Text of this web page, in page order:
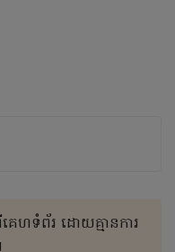
េហទំព័រ ដោយគ្មានការ